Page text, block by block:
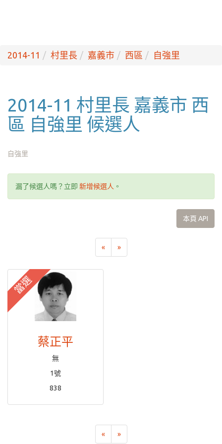
2014-11 村里長 嘉義市 西區 自強里
2014-11 村里長 嘉義市 西
區 自強里 候選人
自強里
漏了候選人嗎？立即 新增候選人 。
本頁 API
« »
當選
蔡正平
無
1號
838
« »